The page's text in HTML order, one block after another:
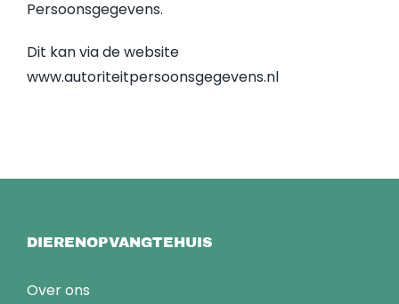
Persoonsgegevens.
Dit kan via de website
www.autoriteitpersoonsgegevens.nl
DIERENOPVANGTEHUIS
Over ons